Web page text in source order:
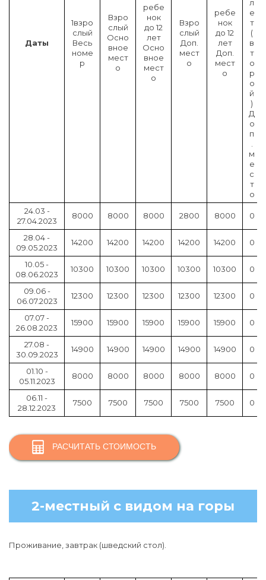
Даты
1взро
слый
Весь
номе
р
Взро
слый
Осно
вное
мест
о
ребе
нок
до 12
лет
Осно
вное
мест
о
Взро
слый
Доп.
мест
о
ребе
нок
до 12
лет
Доп.
мест
о
л
е
т
(
в
т
о
р
о
й
)
Д
о
п
м
е
с
т
о
24.03 -
27.04.2023
8000 8000 8000 2800 8000 0
28.04 -
09.05.2023
14200 14200 14200 14200 14200 0
10.05 -
08.06.2023
10300 10300 10300 10300 10300 0
09.06 -
06.07.2023
12300 12300 12300 12300 12300 0
07.07 -
26.08.2023
15900 15900 15900 15900 15900 0
27.08 -
30.09.2023
14900 14900 14900 14900 14900 0
01.10 -
05.11.2023
8000 8000 8000 8000 8000 0
06.11 -
28.12.2023
7500 7500 7500 7500 7500 0
РАСЧИТАТЬ СТОИМОСТЬ
2-местный с видом на горы
Проживание, завтрак (шведский стол).